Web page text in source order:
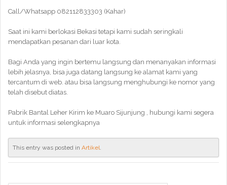
Call/Whatsapp 082112833303 (Kahar)
Saat ini kami berlokasi Bekasi tetapi kami sudah seringkali
mendapatkan pesanan dari luar kota.
Bagi Anda yang ingin bertemu langsung dan menanyakan informasi
lebih jelasnya, bisa juga datang langsung ke alamat kami yang
tercantum di web. atau bisa langsung menghubungi ke nomor yang
telah disebut diatas.
Pabrik Bantal Leher Kirim ke Muaro Sijunjung , hubungi kami segera
untuk informasi selengkapnya
This entry was posted in Artikel.